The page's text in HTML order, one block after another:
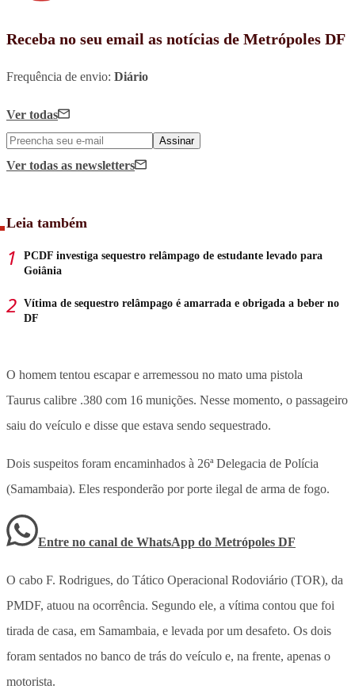
Receba no seu email as notícias de Metrópoles DF
Frequência de envio: Diário
Ver todas
Assinar
Ver todas as newsletters
Leia também
PCDF investiga sequestro relâmpago de estudante levado para
Goiânia
Vítima de sequestro relâmpago é amarrada e obrigada a beber no
DF
O homem tentou escapar e arremessou no mato uma pistola
Taurus calibre .380 com 16 munições. Nesse momento, o passageiro
saiu do veículo e disse que estava sendo sequestrado.
Dois suspeitos foram encaminhados à 26ª Delegacia de Polícia
(Samambaia). Eles responderão por porte ilegal de arma de fogo.
Entre no canal de WhatsApp do Metrópoles DF
O cabo F. Rodrigues, do Tático Operacional Rodoviário (TOR), da
PMDF, atuou na ocorrência. Segundo ele, a vítima contou que foi
tirada de casa, em Samambaia, e levada por um desafeto. Os dois
foram sentados no banco de trás do veículo e, na frente, apenas o
motorista.